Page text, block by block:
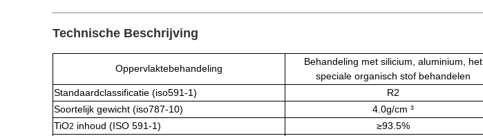
Technische Beschrijving
Oppervlaktebehandeling
Behandeling met silicium, aluminium, het
speciale organisch stof behandelen
Standaardclassificatie (iso591-1)
R2
Soortelijk gewicht (iso787-10)
4.0g/cm ³
TiO2 inhoud (ISO 591-1)
≥93.5%